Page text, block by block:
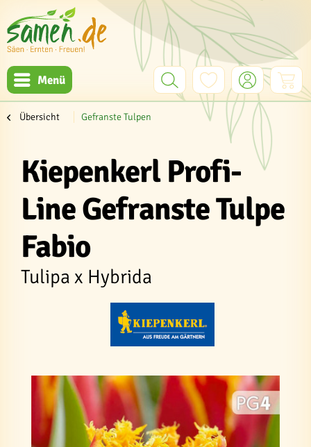
Menü
Übersicht Gefranste Tulpen
Kiepenkerl Profi-
Line Gefranste Tulpe
Fabio
Tulipa x Hybrida